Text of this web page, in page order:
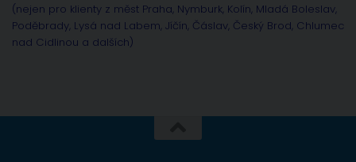
(nejen pro klienty z měst Praha, Nymburk, Kolín, Mladá Boleslav,
Poděbrady, Lysá nad Labem, Jíčín, Čáslav, Český Brod, Chlumec
nad Cidlinou a dalších)